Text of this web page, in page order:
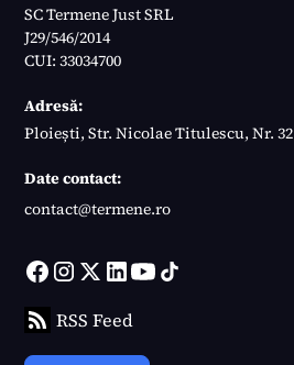
SC Termene Just SRL
J29/546/2014
CUI: 33034700
Adresă:
Ploiești, Str. Nicolae Titulescu, Nr. 32
Date contact:
contact@termene.ro
RSS Feed